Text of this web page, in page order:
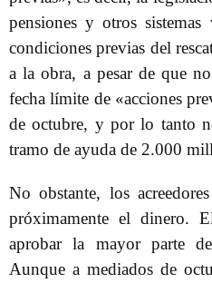
pensiones y otros
condiciones previas del
a la obra, a pesar de que
fecha límite de «acciones
de octubre, y por lo tanto
tramo de ayuda de 2.000
No obstante, los
próximamente el dinero.
aprobar la mayor parte
Aunque a mediados de